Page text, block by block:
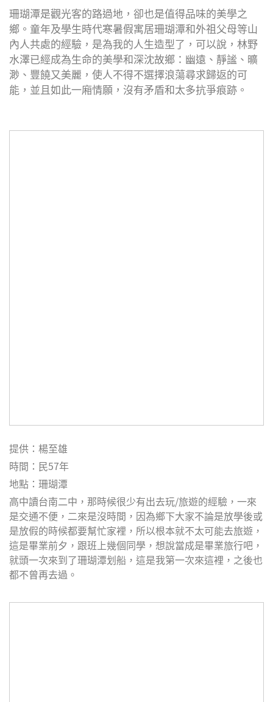
珊瑚潭是觀光客的路過地，卻也是值得品味的美學之
鄉。童年及學生時代寒暑假寓居珊瑚潭和外祖父母等山
內人共處的經驗，是為我的人生造型了，可以說，林野
水澤已經成為生命的美學和深沈故鄉：幽遠、靜謐、曠
渺、豐饒又美麗，使人不得不選擇浪蕩尋求歸返的可
能，並且如此一廂情願，沒有矛盾和太多抗爭痕跡。
提供：楊至雄
時間：民57年
地點：珊瑚潭
高中讀台南二中，那時候很少有出去玩/旅遊的經驗，一來
是交通不便，二來是沒時間，因為鄉下大家不論是放學後或
是放假的時候都要幫忙家裡，所以根本就不太可能去旅遊，
這是畢業前夕，跟班上幾個同學，想說當成是畢業旅行吧，
就頭一次來到了珊瑚潭划船，這是我第一次來這裡，之後也
都不曾再去過。